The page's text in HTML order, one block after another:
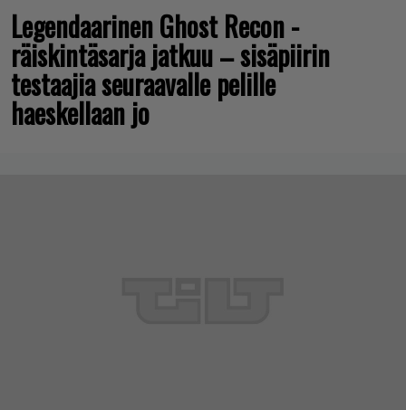
Legendaarinen Ghost Recon -
räiskintäsarja jatkuu – sisäpiirin
testaajia seuraavalle pelille
haeskellaan jo